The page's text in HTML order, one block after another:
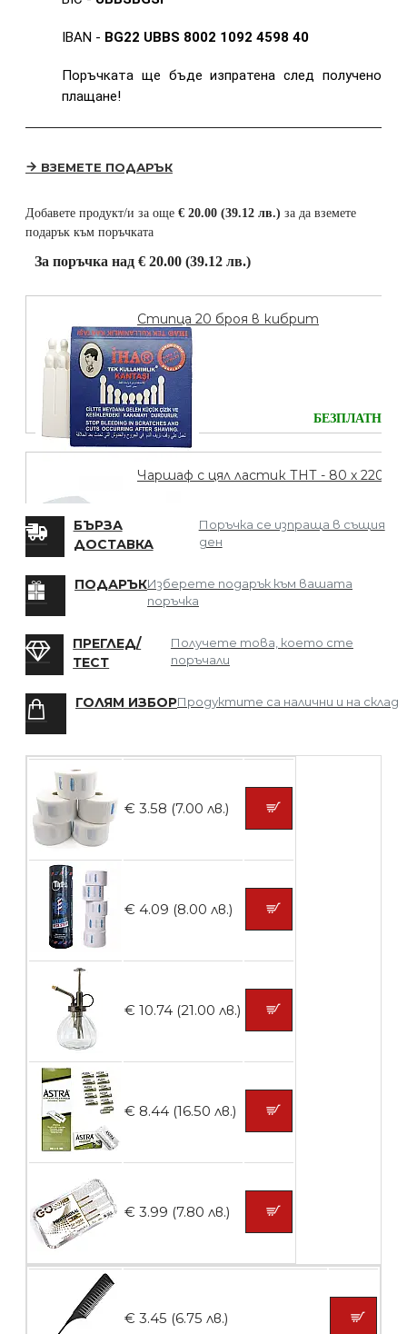
IBAN - BG22 UBBS 8002 1092 4598 40
Поръчката ще бъде изпратена след получено
плащане!
ВЗЕМЕТЕ ПОДАРЪК
Добавете продукт/и за още € 20.00 (39.12 лв.) за да вземете
подарък към поръчката
За поръчка над € 20.00 (39.12 лв.)
Стипца 20 броя в кибрит
БЕЗПЛАТНО
Чаршаф с цял ластик ТНТ - 80 х 220
Четка за боядисване
броя
Контейнери за сваляне на гел лак 5
броя
БЪРЗА
ДОСТАВКА
Поръчка се изпраща в същия
ден
ПОДАРЪКИзберете подарък към вашата
поръчка
ПРЕГЛЕД/
ТЕСТ
Получете това, което сте
поръчали
ГОЛЯМ ИЗБОРПродуктите са налични и на склад
€ 3.58 (7.00 лв.)
€ 4.09 (8.00 лв.)
€ 10.74 (21.00 лв.)
€ 8.44 (16.50 лв.)
€ 3.99 (7.80 лв.)
€ 3.45 (6.75 лв.)